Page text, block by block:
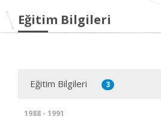
Eğitim Bilgileri
Eğitim Bilgileri 3
1988 - 1991